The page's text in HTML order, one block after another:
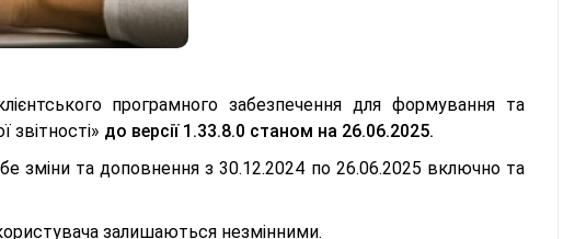
програмного забезпечення для формування та
звітності» до версії 1.33.8.0 станом на 26.06.2025.
зміни та доповнення з 30.12.2024 по 26.06.2025 включно та
залишаються незмінними.